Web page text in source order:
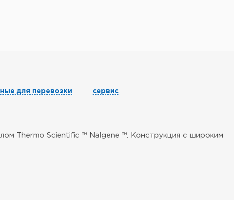
для перевозки сервис
Thermo Scientific ™ Nalgene ™. Конструкция с широким